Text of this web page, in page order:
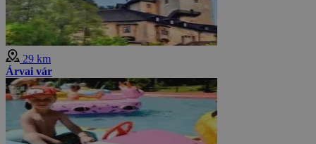
29 km
Árvai vár